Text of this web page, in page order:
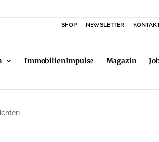
SHOP NEWSLETTER
ImmobilienImpulse Magazin